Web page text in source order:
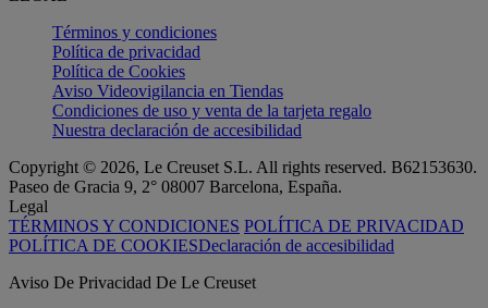
Términos y condiciones
Política de privacidad
Política de Cookies
Aviso Videovigilancia en Tiendas
Condiciones de uso y venta de la tarjeta regalo
Nuestra declaración de accesibilidad
Copyright © 2026, Le Creuset S.L. All rights reserved. B62153630.
Paseo de Gracia 9, 2° 08007 Barcelona, España.
Legal
TÉRMINOS Y CONDICIONES POLÍTICA DE PRIVACIDAD
POLÍTICA DE COOKIESDeclaración de accesibilidad
Aviso De Privacidad De Le Creuset